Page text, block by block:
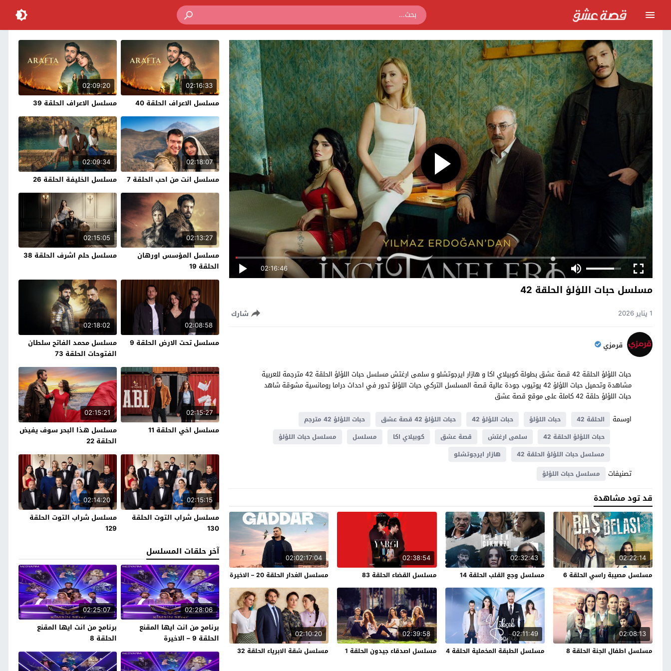
02:16:46
مسلسل حبات اللؤلؤ الحلقة 42
1 يناير 2026 شارك
قرمزي
حبات اللؤلؤ الحلقة 42 قصة عشق بطولة كوبيلاي اكا و هازار ايرجوتشلو و سلمى ارغتش مسلسل حبات اللؤلؤ الحلقة 42 مترجمة للعربية
مشاهدة وتحميل حبات اللؤلؤ 42 يوتيوب جودة عالية قصة المسلسل التركي حبات اللؤلؤ تدور في احداث دراما ​​رومانسية مشوقة شاهد
حبات اللؤلؤ حلقة 42 كاملة على موقع قصة عشق
اوسمة
الحلقة 42 حبات اللؤلؤ حبات اللؤلؤ 42 حبات اللؤلؤ 42 قصة عشق
حبات اللؤلؤ 42 مترجم
حبات اللؤلؤ الحلقة 42
سلمى ارغتش قصة عشق كوبيلاي اكا مسلسل
مسلسل حبات اللؤلؤ
مسلسل حبات اللؤلؤ الحلقة 42
هازار ايرجوتشلو
تصنيفات مسلسل حبات اللؤلؤ
قد تود مشاهدة
02:22:14
مسلسل مصيبة راسي الحلقة 6
02:32:43
مسلسل وجع القلب الحلقة 14
02:38:54
مسلسل القضاء الحلقة 83
02:02:17:04
مسلسل الغدار الحلقة 20 – الاخيرة
02:08:13
مسلسل اطفال الجنة الحلقة 8
02:11:49
مسلسل الطبقة المخملية الحلقة 4
02:39:58
مسلسل اصدقاء جيدون الحلقة 1
02:10:20
مسلسل شقة الابرياء الحلقة 32
02:16:33
مسلسل الاعراف الحلقة 40
02:09:20
مسلسل الاعراف الحلقة 39
02:18:07
مسلسل انت من احب الحلقة 7
02:09:34
مسلسل الخليفة الحلقة 26
02:13:27
مسلسل المؤسس اورهان
الحلقة 19
02:15:05
مسلسل حلم اشرف الحلقة 38
02:08:58
مسلسل تحت الارض الحلقة 9
02:18:02
مسلسل محمد الفاتح سلطان
الفتوحات الحلقة 73
02:15:27
مسلسل اخي الحلقة 11
02:15:21
مسلسل هذا البحر سوف يفيض
الحلقة 22
02:15:15
مسلسل شراب التوت الحلقة
130
02:14:20
مسلسل شراب التوت الحلقة
129
آخر حلقات المسلسل
02:28:06
برنامج من انت ايها المقنع
الحلقة 9 – الاخيرة
02:25:07
برنامج من انت ايها المقنع
الحلقة 8